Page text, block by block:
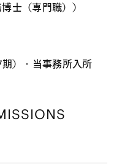
士（専門職））
）・当事務所入所